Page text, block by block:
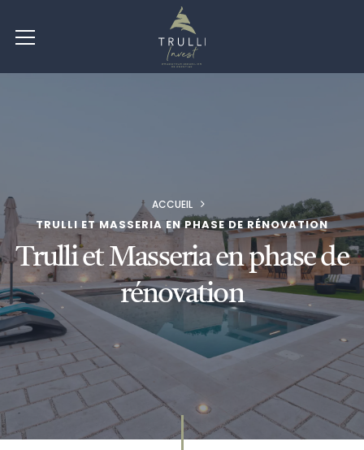
Trulli et Masseria en phase de
rénovation
ACCUEIL
TRULLI ET MASSERIA EN PHASE DE RÉNOVATION